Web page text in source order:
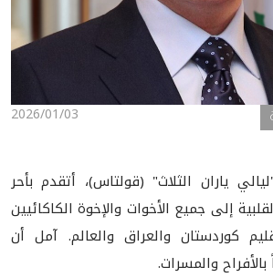
2026/01/03
ياران الثلاث" (قولتاس)، أتقدم بأحر
إلى جميع الأخوات والإخوة الكاكائيين
كوردستان والعراق والعالم. آمل أن
والمسرات.